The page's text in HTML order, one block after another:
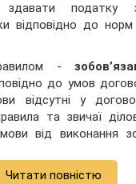
податку
відповідно до
-
до умов
відсутні у
та звичаї
від виконання
Читати повністю